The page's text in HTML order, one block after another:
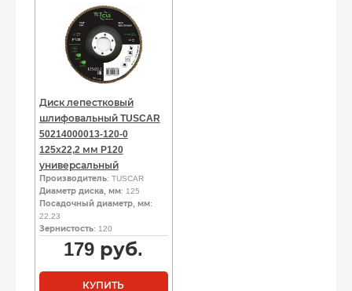
Диск лепестковый
шлифовальный TUSCAR
50214000013-120-0
125х22,2 мм P120
универсальный
Производитель: TUSCAR
Диаметр диска, мм: 125
Посадочный диаметр, мм:
22.23
Зернистость: 120
179 руб.
КУПИТЬ